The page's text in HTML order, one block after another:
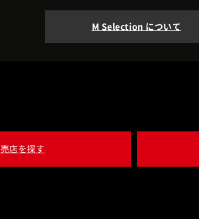
M Selection について
店を探す